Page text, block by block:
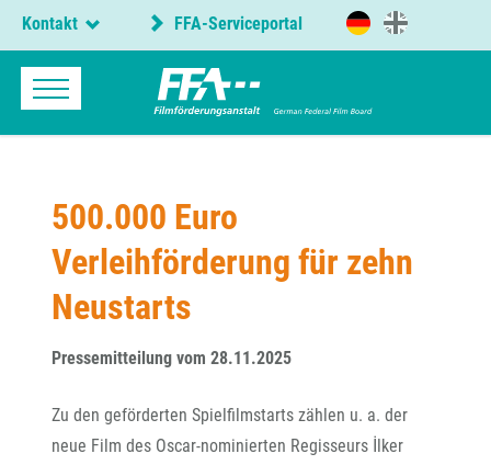
Kontakt FFA-Serviceportal
500.000 Euro
Verleihförderung für zehn
Neustarts
Pressemitteilung vom 28.11.2025
Zu den geförderten Spielfilmstarts zählen u. a. der
neue Film des Oscar-nominierten Regisseurs İlker